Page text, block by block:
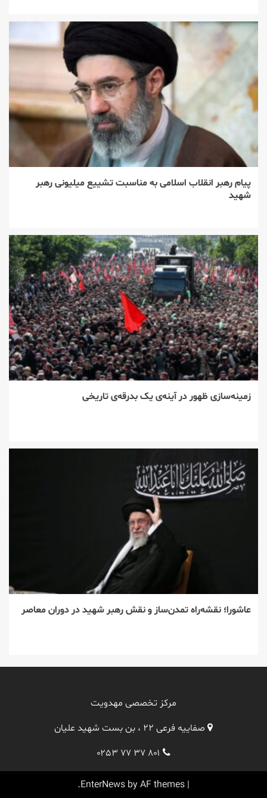
پیام رهبر انقلاب اسلامی به مناسبت تشییع میلیونی رهبر
شهید
زمینه‌سازی ظهور در آینه‌ی یک بدرقه‌ی تاریخی
عاشورا؛ نقشه‌راه تمدن‌ساز و نقش رهبر شهید در دوران معاصر
مرکز تخصصی مهدویت
صفاییه فرعی ۲۲ ، بن بست شهید علیان
۰۲۵۳ ۷۷ ۳۷ ۸۰۱
|
EnterNews by AF themes.